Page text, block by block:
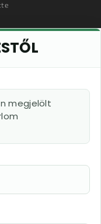
megjelölt